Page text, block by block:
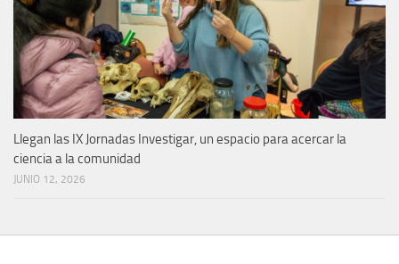
Llegan las IX Jornadas Investigar, un espacio para acercar la
ciencia a la comunidad
JUNIO 12, 2026